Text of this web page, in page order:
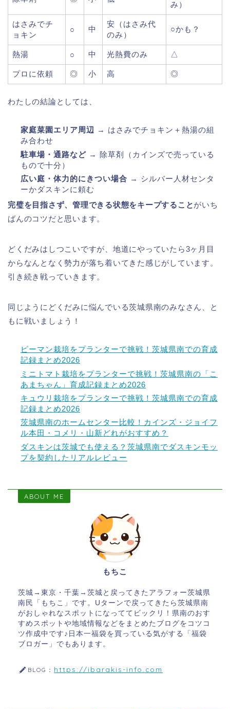
み）
はさみでチ
ョキン
○ 中
安（はさみ代
のみ）
○かも？
熱湯 ○ 中 光熱費のみ △
プロに依頼 ◎ 小 高 ◎
わたしの結論としては、
家庭菜園エリア周辺 → はさみでチョキン＋熱湯の組
み合わせ
駐車場・通路など → 除草剤（カインズで売っている
もので十分）
広い庭・体力的にきつい場合 → シルバー人材センタ
ーかダスキンに頼む
完璧を目指さず、管理できる状態をキープすることがいち
ばんのコツだと思います。
どくだみはしつこいですが、地道にやっていたら3ヶ月目
からなんとなく勢力が落ち着いてきた感じがしています。
引き続き戦っていきます。
同じようにどくだみに悩んでいる茨城県南のみなさん、と
もに戦いましょう！
ピーマン栽培をプランターで挑戦！茨城県南での育成
記録まとめ2026
ミニトマト栽培をプランターで挑戦！茨城県南の「こ
あまちゃん」育成記録まとめ2026
キュウリ栽培をプランターで挑戦！茨城県南での育成
記録まとめ2026
茨城県南のホームセンター比較！カインズ・ジョイフ
ル本田・コメリ・山新どれがおすすめ？
ダスキンは茨城でも使える？茨城県南でダスキンモッ
プを契約したリアルレビュー
ABOUT ME
もちこ
茨城→東京・千葉→茨城と戻ってきたアラフォー茨城県
南民「もちこ」です。Uターンで戻ってきたら茨城県南
がおしゃれなスポットになっててビックリ！県南のおす
すめスポットや地域情報などをまとめたブログをコツコ
ツ作成中です♪日本一福袋を買っている気がする「福袋
ブロガー」でもあります。
BLOG： https://ibarakis-info.com